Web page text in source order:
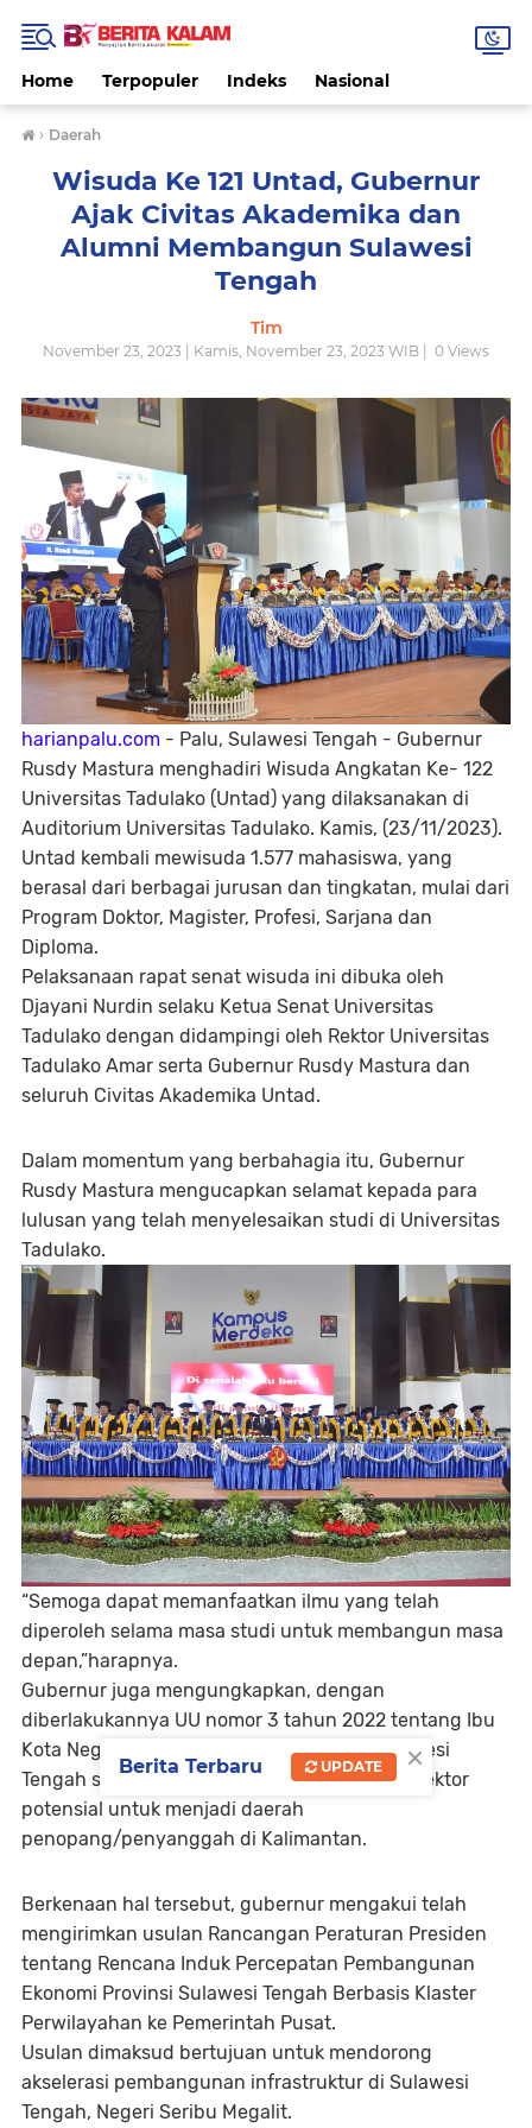
Home Terpopuler Indeks Nasional
› Daerah
Wisuda Ke 121 Untad, Gubernur
Ajak Civitas Akademika dan
Alumni Membangun Sulawesi
Tengah
Tim
November 23, 2023 | Kamis, November 23, 2023 WIB | 0 Views
harianpalu.com - Palu, Sulawesi Tengah - Gubernur
Rusdy Mastura menghadiri Wisuda Angkatan Ke- 122
Universitas Tadulako (Untad) yang dilaksanakan di
Auditorium Universitas Tadulako. Kamis, (23/11/2023).
Untad kembali mewisuda 1.577 mahasiswa, yang
berasal dari berbagai jurusan dan tingkatan, mulai dari
Program Doktor, Magister, Profesi, Sarjana dan
Diploma.
Pelaksanaan rapat senat wisuda ini dibuka oleh
Djayani Nurdin selaku Ketua Senat Universitas
Tadulako dengan didampingi oleh Rektor Universitas
Tadulako Amar serta Gubernur Rusdy Mastura dan
seluruh Civitas Akademika Untad.
Dalam momentum yang berbahagia itu, Gubernur
Rusdy Mastura mengucapkan selamat kepada para
lulusan yang telah menyelesaikan studi di Universitas
Tadulako.
“Semoga dapat memanfaatkan ilmu yang telah
diperoleh selama masa studi untuk membangun masa
depan,”harapnya.
Gubernur juga mengungkapkan, dengan
diberlakukannya UU nomor 3 tahun 2022 tentang Ibu
Kota Negara (IKN), Pemerintah Provinsi Sulawesi
Tengah saat ini telah menyiapkan beberapa sektor
potensial untuk menjadi daerah
penopang/penyanggah di Kalimantan.
Berkenaan hal tersebut, gubernur mengakui telah
mengirimkan usulan Rancangan Peraturan Presiden
tentang Rencana Induk Percepatan Pembangunan
Ekonomi Provinsi Sulawesi Tengah Berbasis Klaster
Perwilayahan ke Pemerintah Pusat.
Usulan dimaksud bertujuan untuk mendorong
akselerasi pembangunan infrastruktur di Sulawesi
Tengah, Negeri Seribu Megalit.
×
Berita Terbaru UPDATE